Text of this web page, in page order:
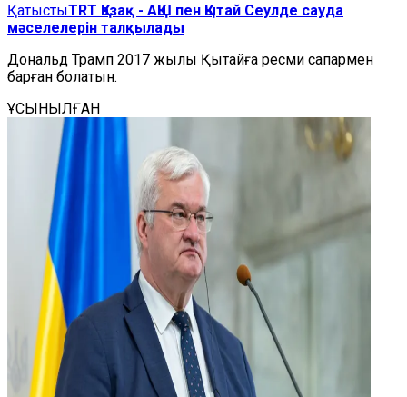
ҚатыстыTRT Қазақ - АҚШ пен Қытай Сеулде сауда
мәселелерін талқылады
Дональд Трамп 2017 жылы Қытайға ресми сапармен
барған болатын.
ҰСЫНЫЛҒАН